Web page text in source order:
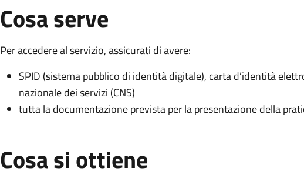
Cosa serve
Per accedere al servizio, assicurati di avere:
SPID (sistema pubblico di identità digitale), carta d’identità
nazionale dei servizi (CNS)
tutta la documentazione prevista per la presentazione della
Cosa si ottiene